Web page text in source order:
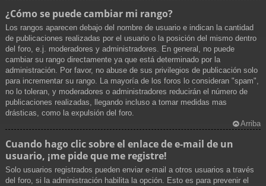
¿Cómo se puede cambiar mi rango?
Los rangos aparecen debajo del nombre de usuario e indican la cantidad
de publicaciones realizadas por el usuario o la posición del mismo dentro
del foro, e.j. moderadores y administradores. En general, no puede
cambiar su rango directamente ya que está determinado por la
administración. Por favor, no abuse de sus privilegios de publicación solo
para incrementar su rango. La mayoría de los foros lo consideran "spam",
no lo toleran, y moderadores o administradores reducirán el número de
publicaciones realizadas, llegando incluso a tomar medidas mas
drásticas, como la expulsión del foro.
Arriba
Cuando hago clic sobre el enlace de e-mail de un
usuario, ¡me pide que me registre!
Solo usuarios registrados pueden enviar e-mail a otros usuarios a través
del foro, si la administración habilita la opción. Esto es para prevenir el